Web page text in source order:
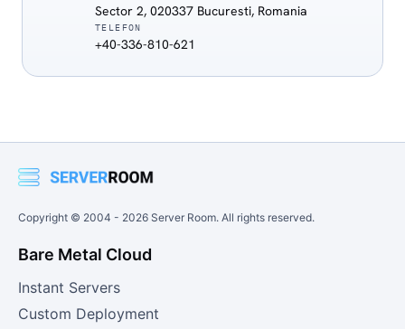
Sector 2, 020337 Bucuresti, Romania
TELEFON
+40-336-810-621
Copyright © 2004 - 2026 Server Room. All rights reserved.
Bare Metal Cloud
Instant Servers
Custom Deployment